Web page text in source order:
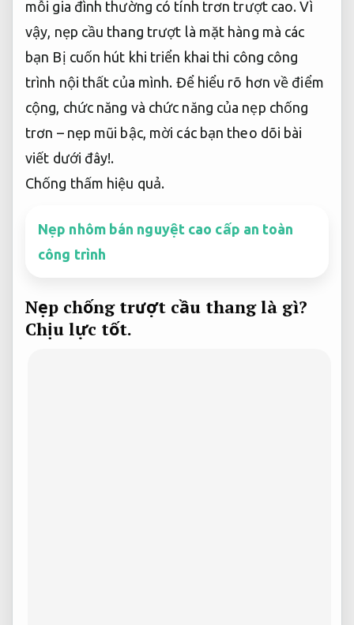
mỗi gia đình thường có tính trơn trượt cao. Vì
vậy, nẹp cầu thang trượt là mặt hàng mà các
bạn Bị cuốn hút khi triển khai thi công công
trình nội thất của mình. Để hiểu rõ hơn về điểm
cộng, chức năng và chức năng của nẹp chống
trơn – nẹp mũi bậc, mời các bạn theo dõi bài
viết dưới đây!.
Chống thấm hiệu quả.
Nẹp nhôm bán nguyệt cao cấp an toàn
công trình
Nẹp chống trượt cầu thang là gì?
Chịu lực tốt.